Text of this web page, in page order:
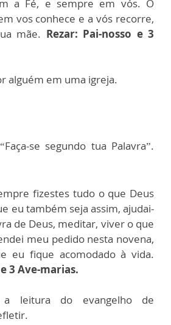
a Fé, e sempre em vós. Ó
vos conhece e a vós recorre,
mãe. Rezar: Pai-nosso e 3
alguém em uma igreja.
“Faça-se segundo tua Palavra”.
fizestes tudo o que Deus
eu também seja assim, ajudai-
de Deus, meditar, viver o que
meu pedido nesta novena,
eu fique acomodado à vida.
3 Ave-marias.
leitura do evangelho de